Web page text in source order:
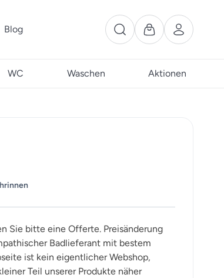
Blog
WC Waschen Aktionen
Sie bitte eine Offerte. Preisänderung
Badlieferant mit bestem
ist kein eigentlicher Webshop,
Teil unserer Produkte näher